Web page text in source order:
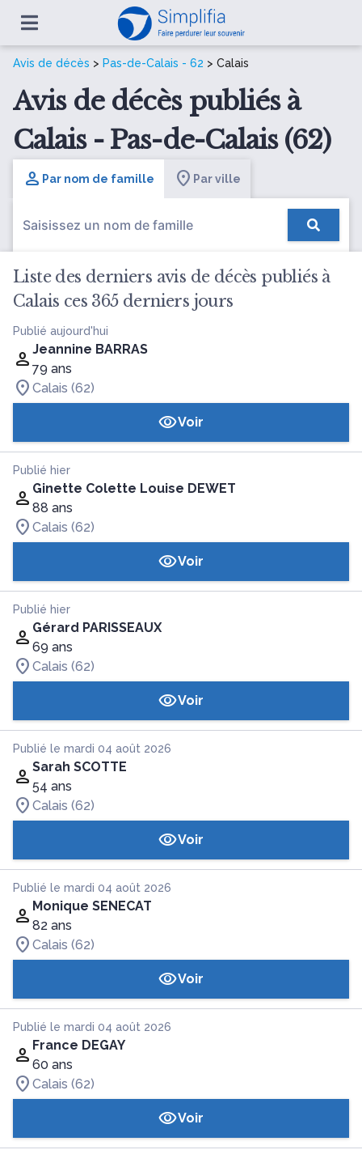
Avis de décès > Pas-de-Calais - 62 > Calais
Avis de décès publiés à
Calais - Pas-de-Calais (62)
Par nom de famille Par ville
Liste des derniers avis de décès publiés à
Calais ces 365 derniers jours
Publié aujourd'hui
Jeannine BARRAS
79 ans
Calais (62)
Voir
Publié hier
Ginette Colette Louise DEWET
88 ans
Calais (62)
Voir
Publié hier
Gérard PARISSEAUX
69 ans
Calais (62)
Voir
Publié le mardi 04 août 2026
Sarah SCOTTE
54 ans
Calais (62)
Voir
Publié le mardi 04 août 2026
Monique SENECAT
82 ans
Calais (62)
Voir
Publié le mardi 04 août 2026
France DEGAY
60 ans
Calais (62)
Voir